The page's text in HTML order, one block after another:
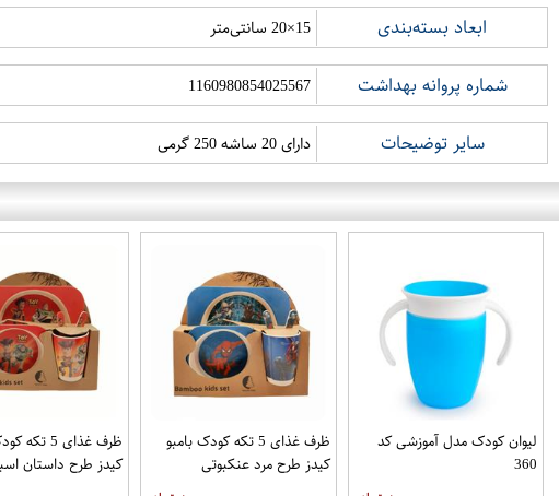
ابعاد بسته‌بندی 15×20 سانتی‌متر
شماره پروانه بهداشت 1160980854025567
سایر توضیحات دارای 20 ساشه 250 گرمی
لیوان کودک مدل آموزشی کد
360
ظرف غذای 5 تکه کودک بامبو
کیدز طرح مرد عنکبوتی
ظرف غذای 5
کیدز طرح داستان